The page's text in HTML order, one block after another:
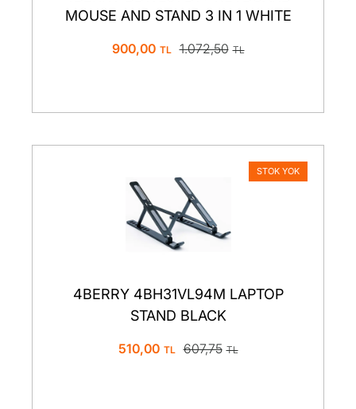
MOUSE AND STAND 3 IN 1 WHITE
900,00 1.072,50
STOK YOK
4BERRY 4BH31VL94M LAPTOP
STAND BLACK
510,00 607,75